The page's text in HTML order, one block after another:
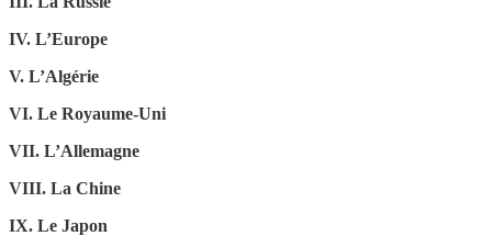
IV. L’Europe
V. L’Algérie
VI. Le Royaume-Uni
VII. L’Allemagne
VIII. La Chine
IX. Le Japon